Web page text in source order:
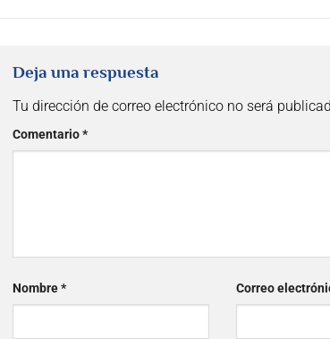
Deja una respuesta
Tu dirección de correo electrónico no será
Comentario*
Nombre* Correo